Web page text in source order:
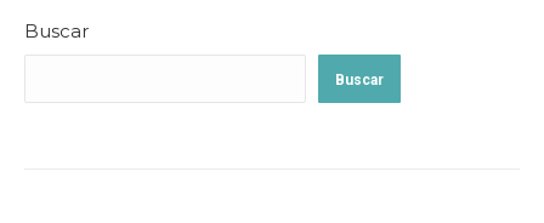
Buscar
Buscar